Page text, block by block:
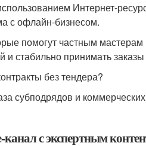
Интернет-
с офлайн-бизнесом.
помогут частным
и стабильно принимать
без тендера?
субподрядов и
с экспертным